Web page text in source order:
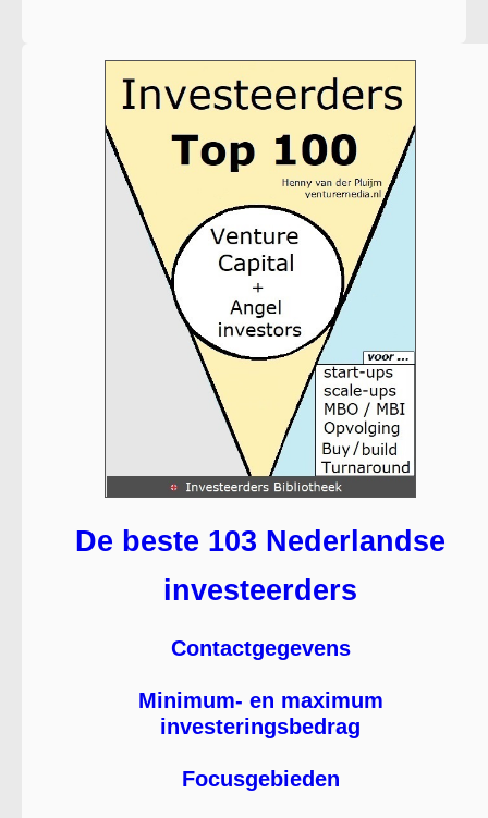
De beste 103 Nederlandse
investeerders
Contactgegevens
Minimum- en maximum
investeringsbedrag
Focusgebieden